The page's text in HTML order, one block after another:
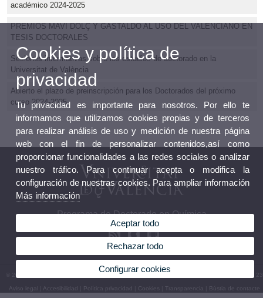
académico 2024-2025
PREMIOS MAVI DOLÇ Y GASTALDO AL USO DEL VALENCIANO EN
TESIS DOCTORALES
Sesiones informativas sobre los estudios de doctorado en la
Universitat de València
Abierto el plazo de preinscripción para los Doctorados del próximo
curso 2024-2025
Programa de Doctorado en Química
© 2026 UV. - Av. Vicent Andrés Estellés, 19. 46100 Burjassot. España. Tel. (+34) 96 354 43 23
Aviso legal Accesibilidad Política privacidad Cookies Transparencia Bústia de contacte
Cookies y política de
privacidad
Tu privacidad es importante para nosotros. Por ello te
informamos que utilizamos cookies propias y de terceros
para realizar análisis de uso y medición de nuestra página
web con el fin de personalizar contenidos,así como
proporcionar funcionalidades a las redes sociales o analizar
nuestro tráfico. Para continuar acepta o modifica la
configuración de nuestras cookies. Para ampliar información
Más información
Aceptar todo
Rechazar todo
Configurar cookies